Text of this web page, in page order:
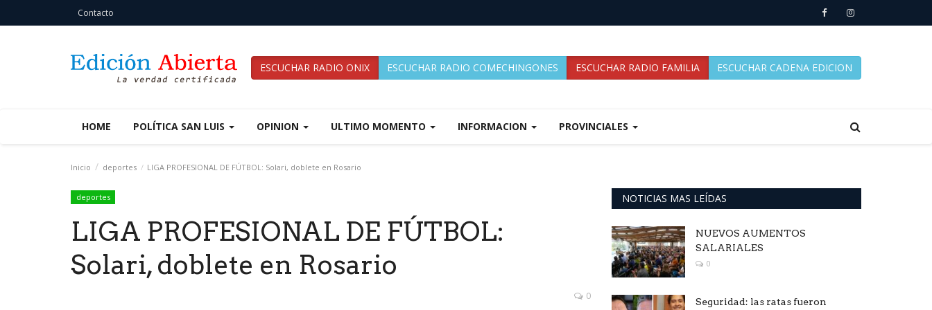
Contacto
ESCUCHAR RADIO ONIX ESCUCHAR RADIO COMECHINGONES ESCUCHAR RADIO FAMILIA ESCUCHAR CADENA EDICION
HOME POLÍTICA SAN LUIS OPINION ULTIMO MOMENTO INFORMACION PROVINCIALES
Inicio deportes LIGA PROFESIONAL DE FÚTBOL: Solari, doblete en Rosario
deportes
LIGA PROFESIONAL DE FÚTBOL:
Solari, doblete en Rosario
0
NOTICIAS MAS LEÍDAS
NUEVOS AUMENTOS
SALARIALES
0
Seguridad: las ratas fueron